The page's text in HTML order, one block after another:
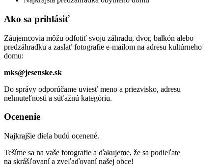
Ako sa prihlásiť
Záujemcovia môžu odfotiť svoju záhradu, dvor, balkón alebo
predzáhradku a zaslať fotografie e-mailom na adresu kultúrneho
domu:
mks@jesenske.sk
Do správy odporúčame uviesť meno a priezvisko, adresu
nehnuteľnosti a súťažnú kategóriu.
Ocenenie
Najkrajšie diela budú ocenené.
Tešíme sa na vaše fotografie a ďakujeme, že sa podieľate
na skrášľovaní a zveľaďovaní našej obce!